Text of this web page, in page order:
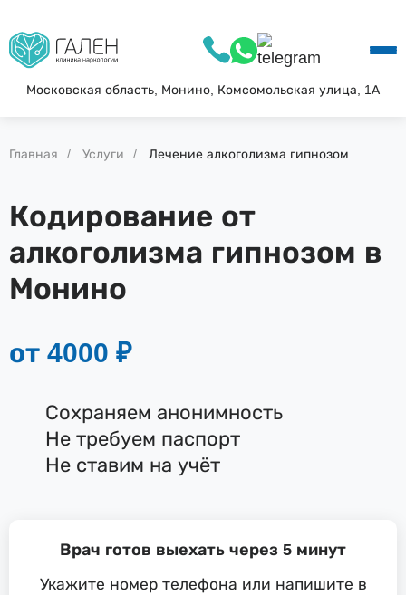
Московская область, Монино, Комсомольская улица, 1А
О КЛИНИКЕ
УСЛУГИ
КОНТАКТЫ
Главная Услуги Лечение алкоголизма гипнозом
Кодирование от
алкоголизма гипнозом в
Монино
от 4000 ₽
Сохраняем анонимность
Не требуем паспорт
Не ставим на учёт
Врач готов выехать через 5 минут
Укажите номер телефона или напишите в